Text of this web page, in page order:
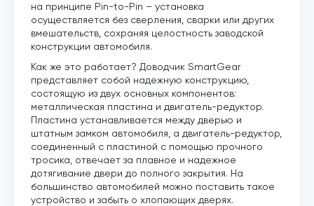
на принципе Pin-to-Pin – установка
осуществляется без сверления, сварки или других
вмешательств, сохраняя целостность заводской
конструкции автомобиля.
Как же это работает? Доводчик SmartGear
представляет собой надежную конструкцию,
состоящую из двух основных компонентов:
металлическая пластина и двигатель-редуктор.
Пластина устанавливается между дверью и
штатным замком автомобиля, а двигатель-редуктор,
соединенный с пластиной с помощью прочного
тросика, отвечает за плавное и надежное
дотягивание двери до полного закрытия. На
большинство автомобилей можно поставить такое
устройство и забыть о хлопающих дверях.